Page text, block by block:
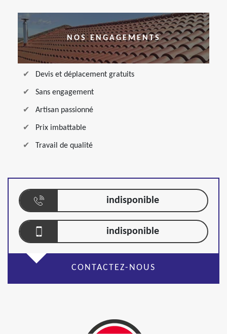
NOS ENGAGEMENTS
Devis et déplacement gratuits
Sans engagement
Artisan passionné
Prix imbattable
Travail de qualité
indisponible
indisponible
CONTACTEZ-NOUS